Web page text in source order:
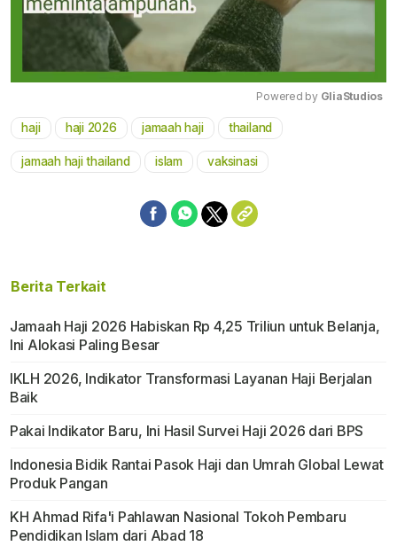
Powered by GliaStudios
haji haji 2026 jamaah haji thailand
jamaah haji thailand islam vaksinasi
Berita Terkait
Jamaah Haji 2026 Habiskan Rp 4,25 Triliun untuk Belanja,
Ini Alokasi Paling Besar
IKLH 2026, Indikator Transformasi Layanan Haji Berjalan
Baik
Pakai Indikator Baru, Ini Hasil Survei Haji 2026 dari BPS
Indonesia Bidik Rantai Pasok Haji dan Umrah Global Lewat
Produk Pangan
KH Ahmad Rifa'i Pahlawan Nasional Tokoh Pembaru
Pendidikan Islam dari Abad 18